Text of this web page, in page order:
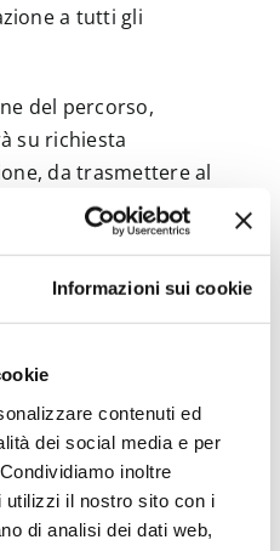
Informazioni sui cookie
contenuti ed
dei social media e per
inoltre
utilizzi il nostro sito con i
di analisi dei dati web,
a tutti gli
del percorso,
su richiesta
da trasmettere al
capas@unipr.it
di riconoscimento
progetto e festival
promosso da
eFondazione I
Tutte le edizioni e